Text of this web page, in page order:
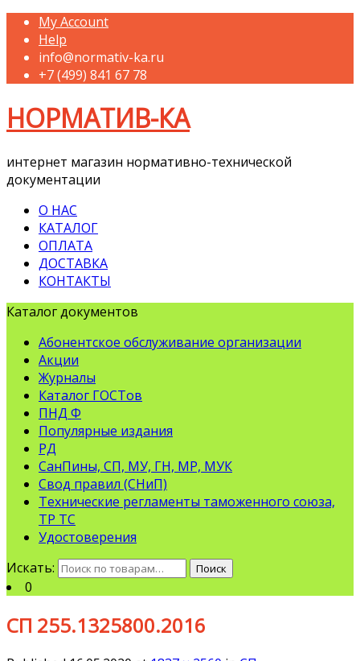
My Account
Help
info@normativ-ka.ru
+7 (499) 841 67 78
НОРМАТИВ-КА
интернет магазин нормативно-технической
документации
О НАС
КАТАЛОГ
ОПЛАТА
ДОСТАВКА
КОНТАКТЫ
Каталог документов
Абонентское обслуживание организации
Акции
Журналы
Каталог ГОСТов
ПНД Ф
Популярные издания
РД
СанПины, СП, МУ, ГН, МР, МУК
Свод правил (СНиП)
Технические регламенты таможенного союза,
ТР ТС
Удостоверения
Искать:
Поиск
0
СП 255.1325800.2016